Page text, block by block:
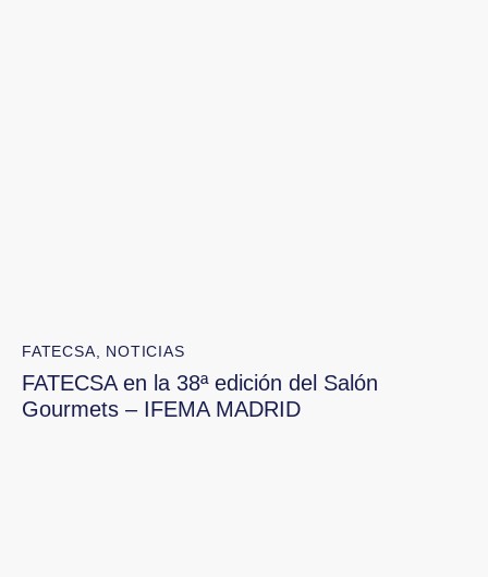
FATECSA NOTICIAS
FATECSA en la 38ª edición del Salón
Gourmets – IFEMA MADRID